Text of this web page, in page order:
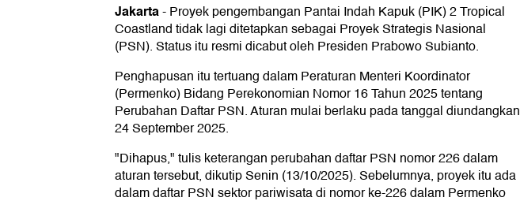
2. Kemudahan Perizinan
3. Penyelesaian Masalah Hukum
4. Penanganan Dampak Sosial
Jakarta-Proyek pengembangan Pantai Indah Kapuk (PIK) 2 Tropical
Coastland tidak lagi ditetapkan sebagai Proyek Strategis Nasional
(PSN). Status itu resmi dicabut oleh Presiden Prabowo Subianto.
Penghapusan itu tertuang dalam Peraturan Menteri Koordinator
(Permenko) Bidang Perekonomian Nomor 16 Tahun 2025 tentang
Perubahan Daftar PSN. Aturan mulai berlaku pada tanggal diundangkan
24 September 2025.
"Dihapus," tulis keterangan perubahan daftar PSN nomor 226 dalam
aturan tersebut, dikutip Senin (13/10/2025). Sebelumnya, proyek itu ada
dalam daftar PSN sektor pariwisata di nomor ke-226 dalam Permenko